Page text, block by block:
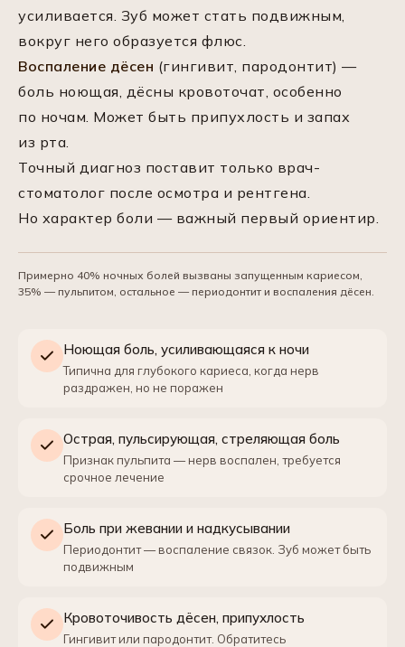
усиливается. Зуб может стать подвижным,
вокруг него образуется флюс.
Воспаление дёсен (гингивит, пародонтит) —
боль ноющая, дёсны кровоточат, особенно
по ночам. Может быть припухлость и запах
из рта.
Точный диагноз поставит только врач-
стоматолог после осмотра и рентгена.
Но характер боли — важный первый ориентир.
Примерно 40% ночных болей вызваны запущенным кариесом,
35% — пульпитом, остальное — периодонтит и воспаления дёсен.
Ноющая боль, усиливающаяся к ночи
Типична для глубокого кариеса, когда нерв
раздражен, но не поражен
Острая, пульсирующая, стреляющая боль
Признак пульпита — нерв воспален, требуется
срочное лечение
Боль при жевании и надкусывании
Периодонтит — воспаление связок. Зуб может быть
подвижным
Кровоточивость дёсен, припухлость
Гингивит или пародонтит. Обратитесь